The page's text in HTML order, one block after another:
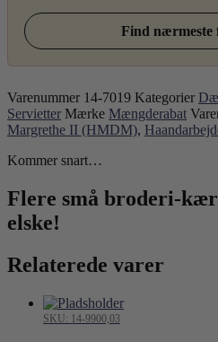
Find nærmeste
Varenummer 14-7019 Kategorier
Servietter Mærke Mængderabat
Margrethe II (HMDM),
Kommer snart…
Flere små broderi-
elske!
Relaterede varer
SKU: 14-9900,03